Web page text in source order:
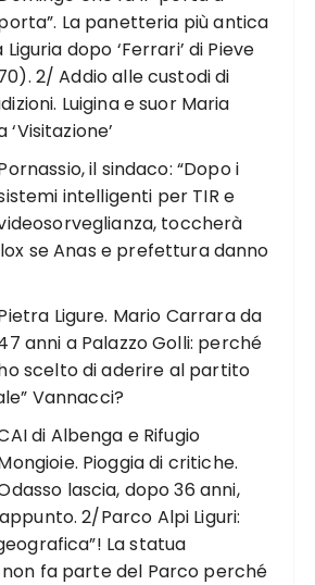
La panetteria più antica
Liguria dopo ‘Ferrari’ di Pieve
2/ Addio alle custodi di
Luigina e suor Maria
il sindaco: “Dopo i
intelligenti per TIR e
toccherà
se Anas e prefettura danno
Ligure. Mario Carrara da
anni a Palazzo Golli: perché
scelto di aderire al partito
Vannacci?
di Albenga e Rifugio
Pioggia di critiche.
lascia, dopo 36 anni,
2/Parco Alpi Liguri:
La statua
fa parte del Parco perché